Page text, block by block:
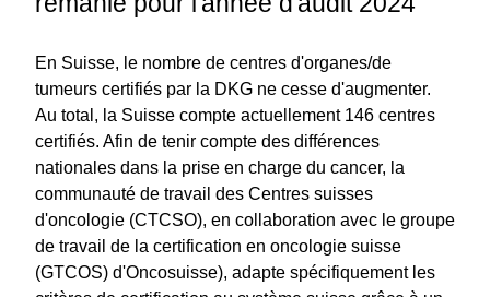
En Suisse, le nombre de centres d'organes/de
tumeurs certifiés par la DKG ne cesse d'augmenter.
Au total, la Suisse compte actuellement 146 centres
certifiés. Afin de tenir compte des différences
nationales dans la prise en charge du cancer, la
communauté de travail des Centres suisses
d'oncologie (CTCSO), en collaboration avec le groupe
de travail de la certification en oncologie suisse
(GTCOS) d'Oncosuisse), adapte spécifiquement les